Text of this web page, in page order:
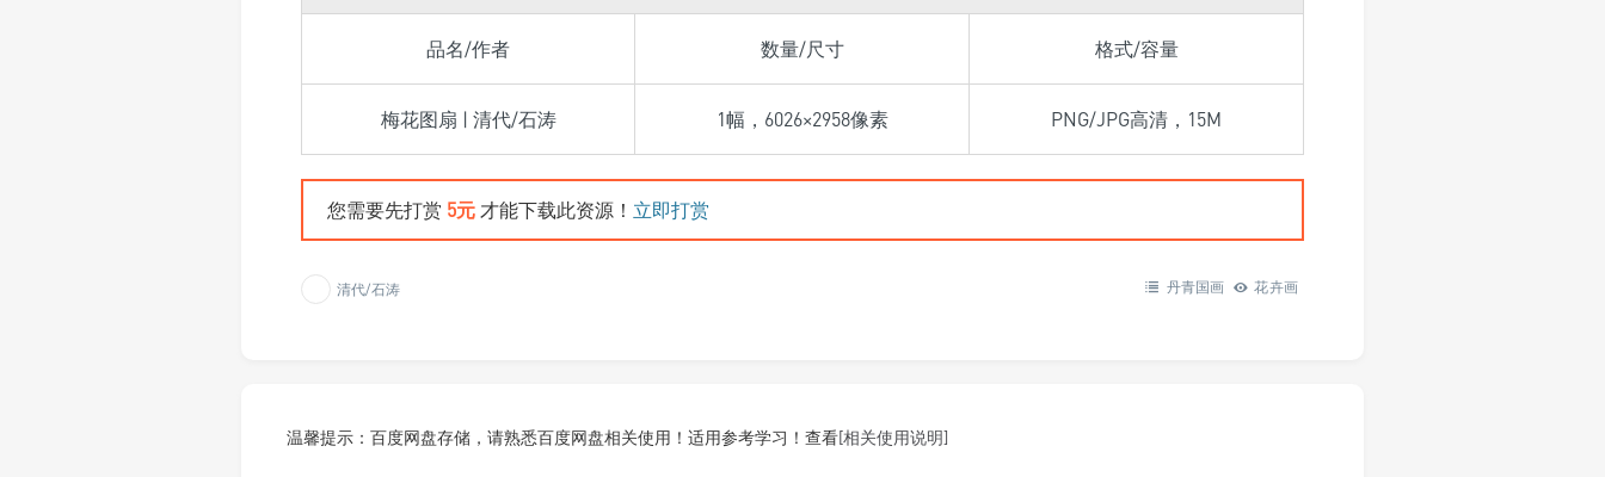
品名/作者 数量/尺寸 格式/容量
梅花图扇 | 清代/石涛 1幅，6026×2958像素 PNG/JPG高清，15M
您需要先打赏 5元 才能下载此资源！ 立即打赏
清代/石涛 花卉画
丹青国画
温馨提示：百度网盘存储，请熟悉百度网盘相关使用！适用参考学习！查看[相关使用说明]